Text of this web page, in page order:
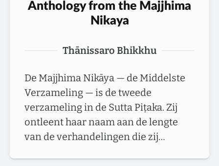
Anthology from the Majjhima
Nikaya
Thānissaro Bhikkhu
De Majjhima Nikāya — de Middelste
Verzameling — is de tweede
verzameling in de Sutta Piṭaka. Zij
ontleent haar naam aan de lengte
van de verhandelingen die zij…